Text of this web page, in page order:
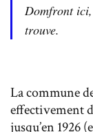
Domfront
trouve.
La commune
effectivement
jusqu’en 1926